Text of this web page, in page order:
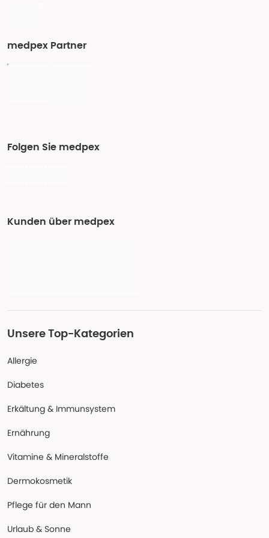
medpex Partner
Folgen Sie medpex
Kunden über medpex
Unsere Top-Kategorien
Allergie
Diabetes
Erkältung & Immunsystem
Ernährung
Vitamine & Mineralstoffe
Dermokosmetik
Pflege für den Mann
Urlaub & Sonne